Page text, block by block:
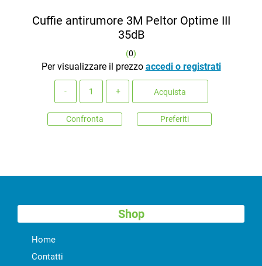
Cuffie antirumore 3M Peltor Optime III
35dB
(0)
Per visualizzare il prezzo accedi o registrati
Acquista
Confronta Preferiti
Shop
Home
Contatti